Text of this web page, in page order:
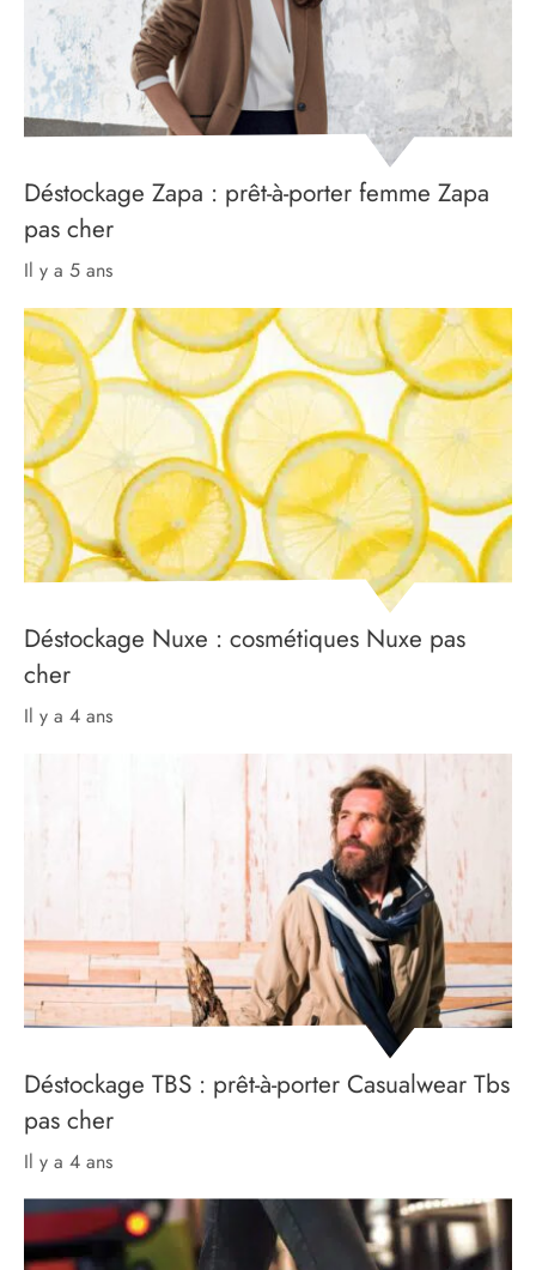
Déstockage Zapa : prêt-à-porter femme Zapa
pas cher
il y a 5 ans
Déstockage Nuxe : cosmétiques Nuxe pas
cher
il y a 4 ans
Déstockage TBS : prêt-à-porter Casualwear Tbs
pas cher
il y a 4 ans